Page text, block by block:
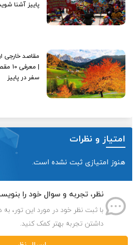
پاییز آشنا شوید
مقاصد خارجی
| معرفی
سفر در پاییز
امتیاز و نظرات
هنوز امتیازی ثبت نشده است.
نظر، تجربه و سوال خود را
با ثبت نظر خود در مورد این تور، به
داشتن تجربه بهتر کمک کنید.